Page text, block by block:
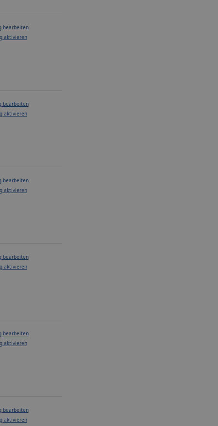
bearbeiten
aktivieren
bearbeiten
aktivieren
bearbeiten
aktivieren
bearbeiten
aktivieren
bearbeiten
aktivieren
bearbeiten
aktivieren